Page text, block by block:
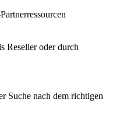
Reseller oder durch
Suche nach dem richtigen